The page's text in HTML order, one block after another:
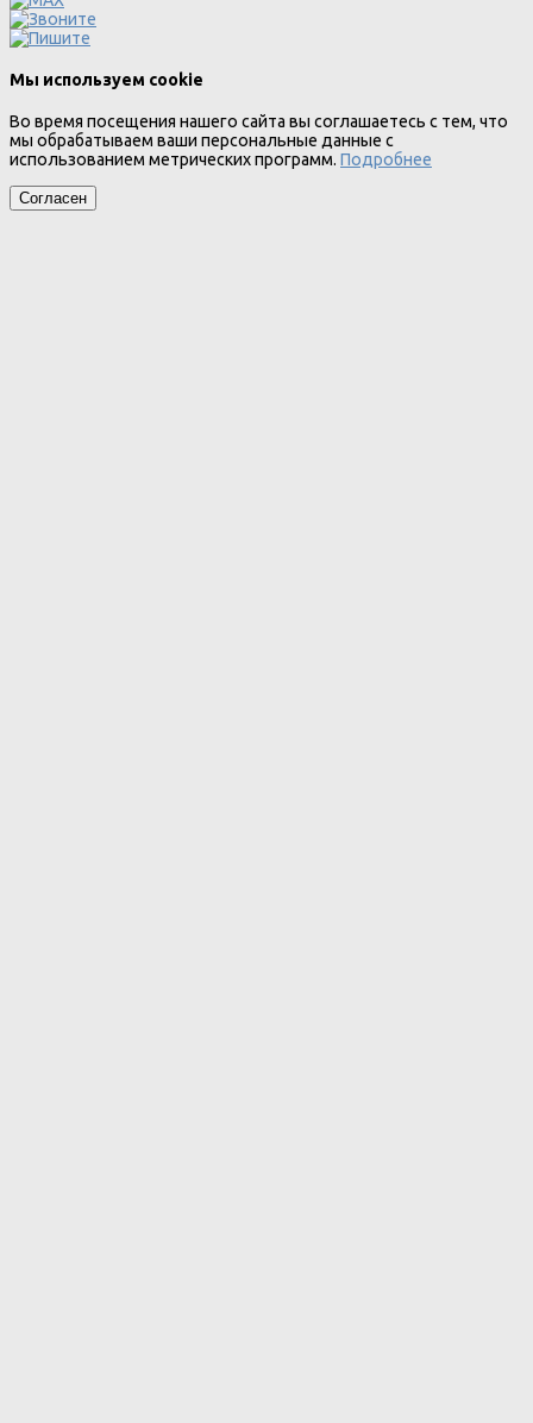
Мы используем cookie
Во время посещения нашего сайта вы соглашаетесь с тем, что
мы обрабатываем ваши персональные данные с
использованием метрических программ. Подробнее
Согласен